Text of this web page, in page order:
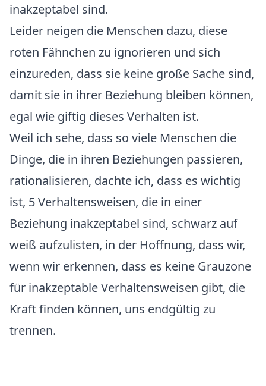
inakzeptabel sind.
Leider neigen die Menschen dazu, diese
roten Fähnchen zu ignorieren und sich
einzureden, dass sie keine große Sache sind,
damit sie in ihrer Beziehung bleiben können,
egal wie giftig dieses Verhalten ist.
Weil ich sehe, dass so viele Menschen die
Dinge, die in ihren Beziehungen passieren,
rationalisieren, dachte ich, dass es wichtig
ist, 5 Verhaltensweisen, die in einer
Beziehung inakzeptabel sind, schwarz auf
weiß aufzulisten, in der Hoffnung, dass wir,
wenn wir erkennen, dass es keine Grauzone
für inakzeptable Verhaltensweisen gibt, die
Kraft finden können, uns endgültig zu
trennen.